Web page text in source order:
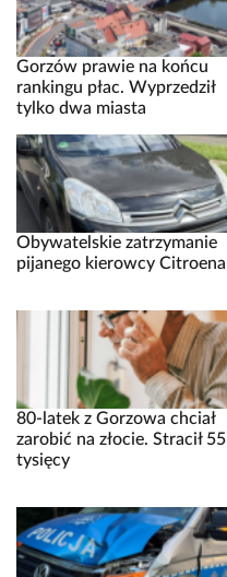
Gorzów prawie na końcu
rankingu płac. Wyprzedził
tylko dwa miasta
Obywatelskie zatrzymanie
pijanego kierowcy Citroena
80-latek z Gorzowa chciał
zarobić na złocie. Stracił 55
tysięcy